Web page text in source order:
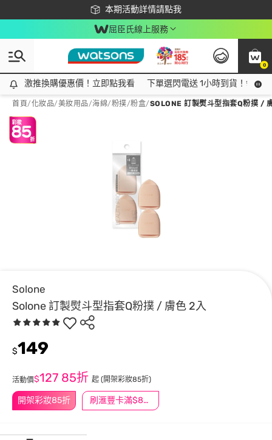
本期活動詳情請點我
下載app最高回饋$350
屈臣氏線上服務
0
激推換購優惠價！立即點我看
激推換購優惠價！立即點我看 下單選閃電送 1小時到貨！領神
首頁/化妝品/美妝用品/海綿/粉撲/粉盒/SOLONE 訂製熨斗型指套Q粉撲 /
Solone
Solone 訂製熨斗型指套Q粉撲 / 膚色 2入
開架彩妝85折 刷滙豐卡滿$888送3萬點
$149
活動價$127 85折 起 (開架彩妝85折)